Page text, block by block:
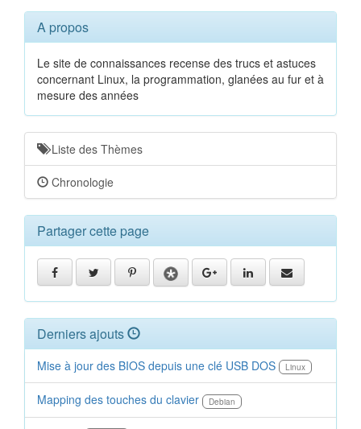
A propos
Le site de connaissances recense des trucs et astuces
concernant Linux, la programmation, glanées au fur et à
mesure des années
Liste des Thèmes
Chronologie
Partager cette page
Derniers ajouts
Mise à jour des BIOS depuis une clé USB DOS Linux
Mapping des touches du clavier Debian